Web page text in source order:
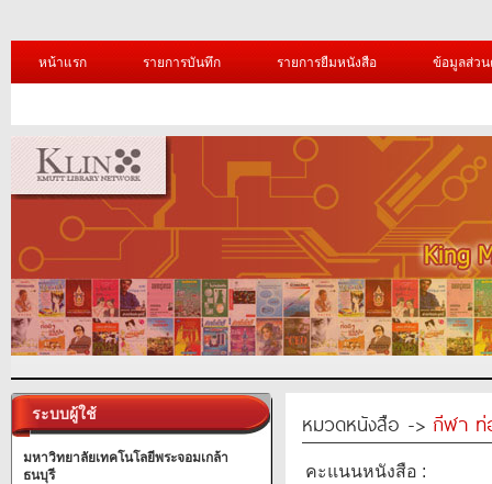
หน้าแรก รายการบันทึก รายการยืมหนังสือ ข้อมูลส่ว
ระบบผู้ใช้
มหาวิทยาลัยเทคโนโลยีพระจอมเกล้า
ธนบุรี
หมวดหนังสือ -> กีฬา ท่
คะแนนหนังสือ :